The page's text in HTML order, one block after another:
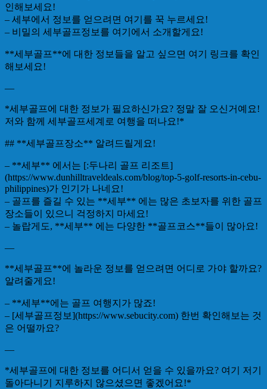
인해보세요!
– 세부에서 정보를 얻으려면 여기를 꾹 누르세요!
– 비밀의 세부골프정보를 여기에서 소개할게요!
**세부골프**에 대한 정보들을 알고 싶으면 여기 링크를 확인
해보세요!
—
*세부골프에 대한 정보가 필요하신가요? 정말 잘 오신거예요!
저와 함께 세부골프세계로 여행을 떠나요!*
## **세부골프장소** 알려드릴게요!
– **세부** 에서는 [:두나리 골프 리조트]
(https://www.dunhilltraveldeals.com/blog/top-5-golf-resorts-in-cebu-
philippines)가 인기가 나네요!
– 골프를 즐길 수 있는 **세부** 에는 많은 초보자를 위한 골프
장소들이 있으니 걱정하지 마세요!
– 놀랍게도, **세부** 에는 다양한 **골프코스**들이 많아요!
—
**세부골프**에 놀라운 정보를 얻으려면 어디로 가야 할까요?
알려줄게요!
– **세부**에는 골프 여행지가 많죠!
– [세부골프정보](https://www.sebucity.com) 한번 확인해보는 것
은 어떨까요?
—
*세부골프에 대한 정보를 어디서 얻을 수 있을까요? 여기 저기
돌아다니기 지루하지 않으셨으면 좋겠어요!*